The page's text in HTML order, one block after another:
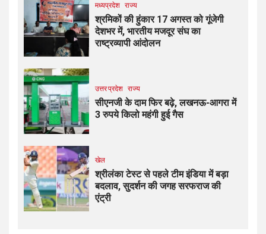
मध्यप्रदेश राज्य
श्रमिकों की हुंकार 17 अगस्त को गूंजेगी
देशभर में, भारतीय मजदूर संघ का
राष्ट्रव्यापी आंदोलन
उत्तर प्रदेश राज्य
सीएनजी के दाम फिर बढ़े, लखनऊ-आगरा में
3 रुपये किलो महंगी हुई गैस
खेल
श्रीलंका टेस्ट से पहले टीम इंडिया में बड़ा
बदलाव, सुदर्शन की जगह सरफराज की
एंट्री